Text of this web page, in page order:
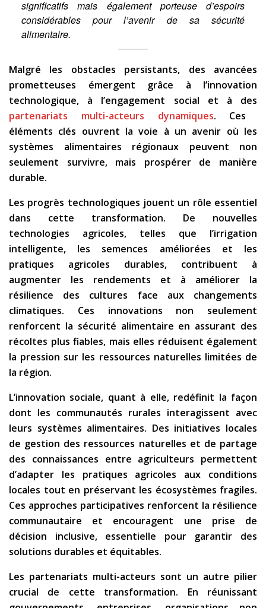
significatifs mais également porteuse d’espoirs
considérables pour l’avenir de sa sécurité
alimentaire.
Malgré les obstacles persistants, des avancées
prometteuses émergent grâce à l’innovation
technologique, à l’engagement social et à des
partenariats multi-acteurs dynamiques. Ces
éléments clés ouvrent la voie à un avenir où les
systèmes alimentaires régionaux peuvent non
seulement survivre, mais prospérer de manière
durable.
Les progrès technologiques jouent un rôle essentiel
dans cette transformation. De nouvelles
technologies agricoles, telles que l’irrigation
intelligente, les semences améliorées et les
pratiques agricoles durables, contribuent à
augmenter les rendements et à améliorer la
résilience des cultures face aux changements
climatiques. Ces innovations non seulement
renforcent la sécurité alimentaire en assurant des
récoltes plus fiables, mais elles réduisent également
la pression sur les ressources naturelles limitées de
la région.
L’innovation sociale, quant à elle, redéfinit la façon
dont les communautés rurales interagissent avec
leurs systèmes alimentaires. Des initiatives locales
de gestion des ressources naturelles et de partage
des connaissances entre agriculteurs permettent
d’adapter les pratiques agricoles aux conditions
locales tout en préservant les écosystèmes fragiles.
Ces approches participatives renforcent la résilience
communautaire et encouragent une prise de
décision inclusive, essentielle pour garantir des
solutions durables et équitables.
Les partenariats multi-acteurs sont un autre pilier
crucial de cette transformation. En réunissant